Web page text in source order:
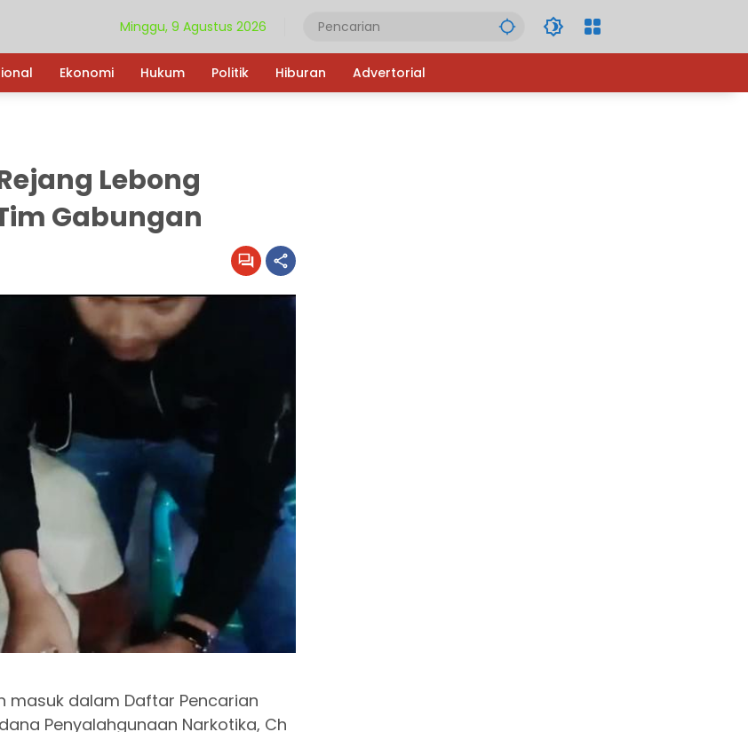
Minggu, 9 Agustus 2026
Ekonomi Hukum Politik Hiburan Advertorial
Lebong
Gabungan
masuk dalam Daftar Pencarian
Penyalahgunaan Narkotika, Ch